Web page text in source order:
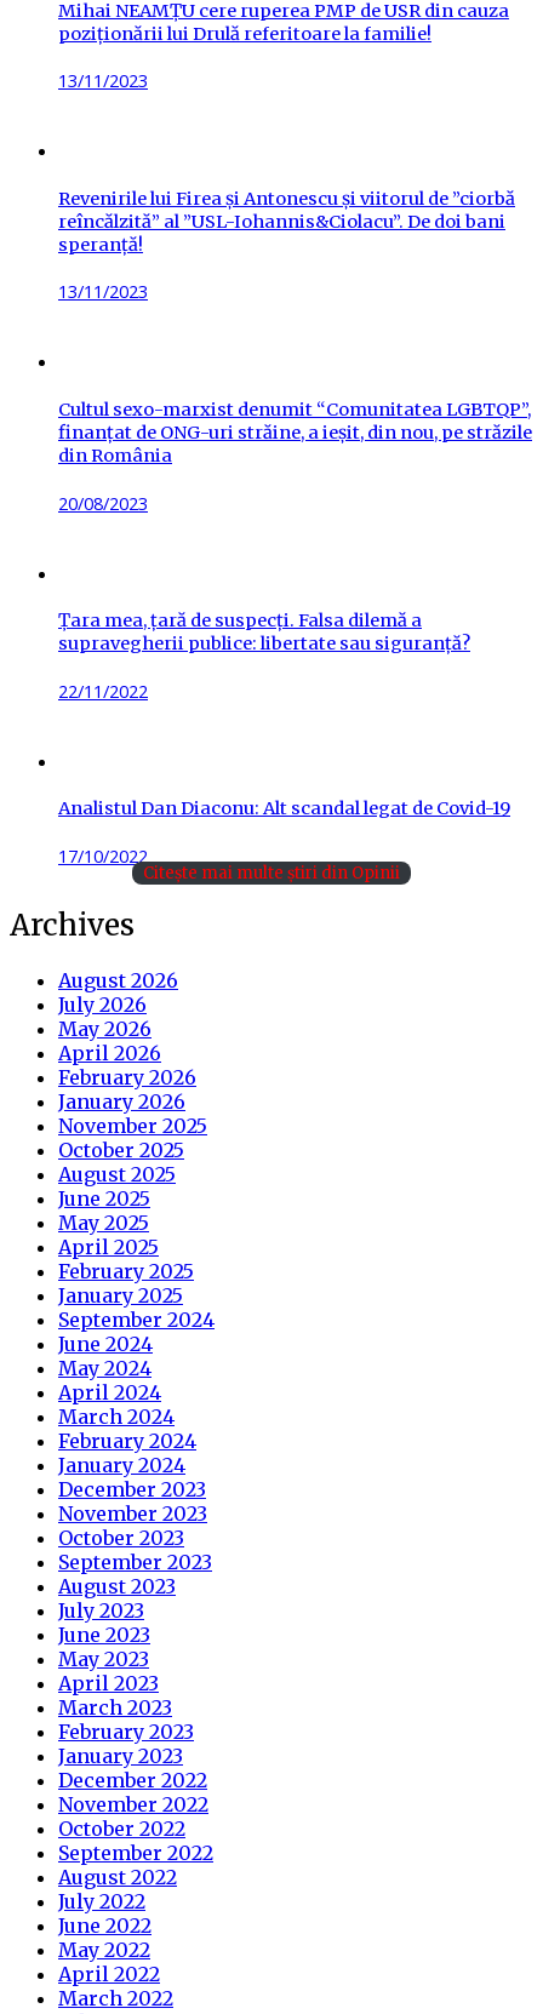
Mihai NEAMȚU cere ruperea PMP de USR din cauza
poziționării lui Drulă referitoare la familie!
Posted
13/11/2023
Revenirile lui Firea și Antonescu și viitorul de ”ciorbă
reîncălzită” al ”USL-Iohannis&Ciolacu”. De doi bani
speranță!
Posted
13/11/2023
Cultul sexo-marxist denumit “Comunitatea LGBTQP”,
finanțat de ONG-uri străine, a ieșit, din nou, pe străzile
din România
Posted
20/08/2023
Țara mea, țară de suspecți. Falsa dilemă a
supravegherii publice: libertate sau siguranță?
Posted
22/11/2022
Analistul Dan Diaconu: Alt scandal legat de Covid-19
Posted
17/10/2022
Citește mai multe știri din Opinii
Archives
August 2026
July 2026
May 2026
April 2026
February 2026
January 2026
November 2025
October 2025
August 2025
June 2025
May 2025
April 2025
February 2025
January 2025
September 2024
June 2024
May 2024
April 2024
March 2024
February 2024
January 2024
December 2023
November 2023
October 2023
September 2023
August 2023
July 2023
June 2023
May 2023
April 2023
March 2023
February 2023
January 2023
December 2022
November 2022
October 2022
September 2022
August 2022
July 2022
June 2022
May 2022
April 2022
March 2022